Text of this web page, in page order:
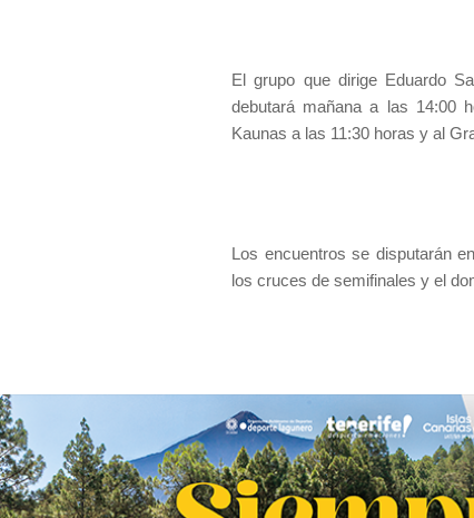
El grupo que dirige Eduardo
debutará mañana a las 14:00
Kaunas a las 11:30 horas y al
Los encuentros se disputarán
los cruces de semifinales y el